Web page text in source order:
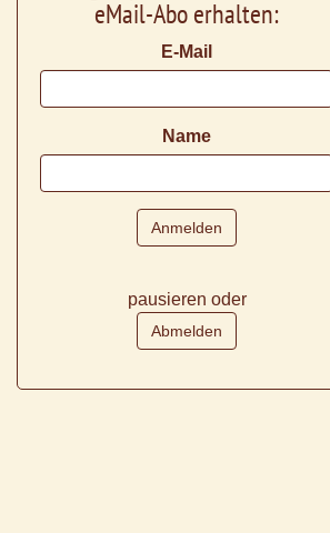
eMail-Abo erhalten:
E-Mail
Name
pausieren oder